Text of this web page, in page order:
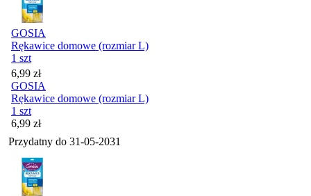
GOSIA
Rękawice domowe (rozmiar L)
1 szt
Cena
6,99 zł
GOSIA
Rękawice domowe (rozmiar L)
1 szt
Cena
6,99 zł
Przydatny do 31-05-2031